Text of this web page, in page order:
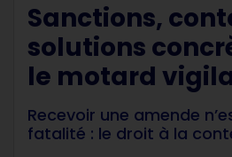
Sanctions,
solutions
le motard
Recevoir une amende
fatalité : le droit à la